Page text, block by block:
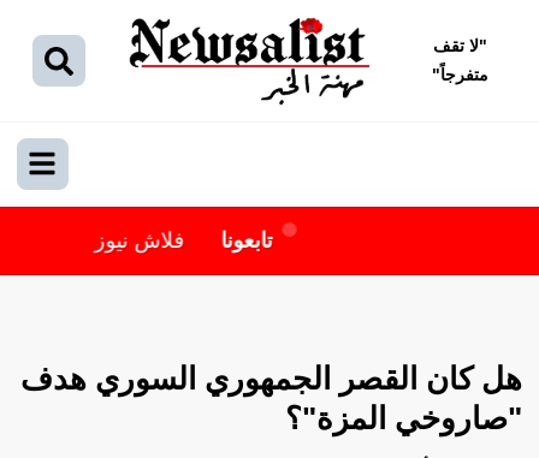
"لا تقف
متفرجاً"
تابعونا فلاش نيوز
هل كان القصر الجمهوري السوري هدف
"صاروخي المزة"؟